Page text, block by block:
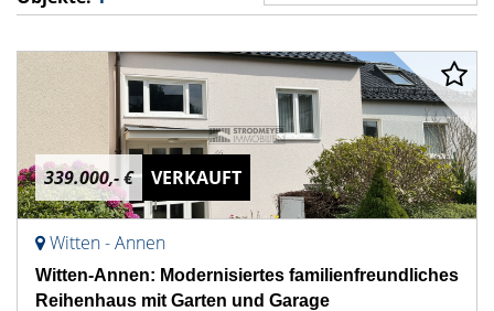
339.000,- € VERKAUFT
Witten - Annen
Witten-Annen: Modernisiertes familienfreundliches
Reihenhaus mit Garten und Garage